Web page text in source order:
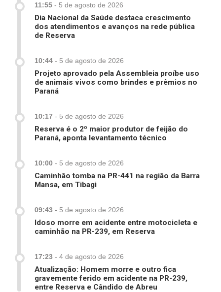
11:55 - 5 de agosto de 2026
Dia Nacional da Saúde destaca crescimento
dos atendimentos e avanços na rede pública
de Reserva
10:44 - 5 de agosto de 2026
Projeto aprovado pela Assembleia proíbe uso
de animais vivos como brindes e prêmios no
Paraná
10:17 - 5 de agosto de 2026
Reserva é o 2º maior produtor de feijão do
Paraná, aponta levantamento técnico
10:00 - 5 de agosto de 2026
Caminhão tomba na PR-441 na região da Barra
Mansa, em Tibagi
09:43 - 5 de agosto de 2026
Idoso morre em acidente entre motocicleta e
caminhão na PR-239, em Reserva
17:23 - 4 de agosto de 2026
Atualização: Homem morre e outro fica
gravemente ferido em acidente na PR-239,
entre Reserva e Cândido de Abreu